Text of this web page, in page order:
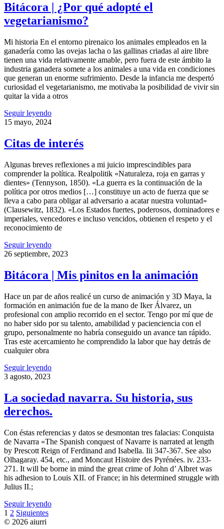
Bitácora | ¿Por qué adopté el
vegetarianismo?
Mi historia En el entorno pirenaico los animales empleados en la
ganadería como las ovejas lacha o las gallinas criadas al aire libre
tienen una vida relativamente amable, pero fuera de este ámbito la
industria ganadera somete a los animales a una vida en condiciones
que generan un enorme sufrimiento. Desde la infancia me despertó
curiosidad el vegetarianismo, me motivaba la posibilidad de vivir sin
quitar la vida a otros
Seguir leyendo
15 mayo, 2024
Citas de interés
Algunas breves reflexiones a mi juicio imprescindibles para
comprender la política. Realpolitik «Naturaleza, roja en garras y
dientes» (Tennyson, 1850). «La guerra es la continuación de la
política por otros medios […] constituye un acto de fuerza que se
lleva a cabo para obligar al adversario a acatar nuestra voluntad»
(Clausewitz, 1832). «Los Estados fuertes, poderosos, dominadores e
imperiales, vencedores e incluso vencidos, obtienen el respeto y el
reconocimiento de
Seguir leyendo
26 septiembre, 2023
Bitácora | Mis pinitos en la animación
Hace un par de años realicé un curso de animación y 3D Maya, la
formación en animación fue de la mano de Iker Álvarez, un
profesional con amplio recorrido en el sector. Tengo por mí que de
no haber sido por su talento, amabilidad y pacienciencia con el
grupo, personalmente no habría conseguido un avance tan rápido.
Tras este acercamiento he comprendido la labor que hay detrás de
cualquier obra
Seguir leyendo
3 agosto, 2023
La sociedad navarra. Su historia, sus
derechos.
Con éstas referencias y datos se desmontan tres falacias: Conquista
de Navarra «The Spanish conquest of Navarre is narrated at length
by Prescott Reign of Ferdinand and Isabella. Iii 347-367. See also
Olhagaray. 454, etc., and Moncaut Histoire des Pyrénées. iv. 233-
271. It will be borne in mind the great crime of John d’ Albret was
his adhesion to Louis XII. of France; in his determined struggle with
Julius II.;
Seguir leyendo
Paginación
1 2 Siguientes
© 2026 aiurri